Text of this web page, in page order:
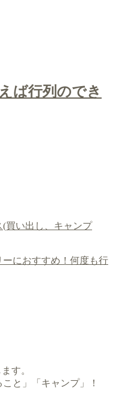
ば行列のでき
(買い出し、キャンプ
ーにおすすめ！何度も行
す。
と」「キャンプ」！